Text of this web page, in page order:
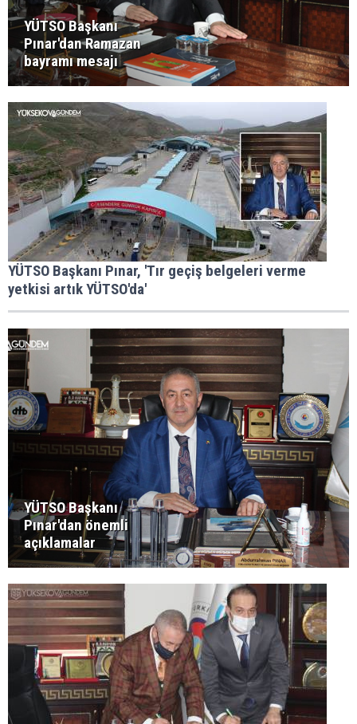
YÜTSO Başkanı
Pınar'dan Ramazan
bayramı mesajı
YÜTSO Başkanı Pınar, 'Tır geçiş belgeleri verme
yetkisi artık YÜTSO'da'
YÜTSO Başkanı
Pınar'dan önemli
açıklamalar